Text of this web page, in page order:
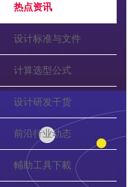
热点资讯
设计标准与文件
计算选型公式
设计研发干货
前沿行业动态
輔助工具下載